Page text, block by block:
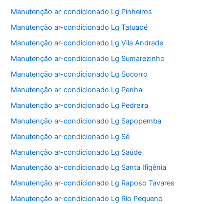
Manutenção ar-condicionado Lg Pinheiros
Manutenção ar-condicionado Lg Tatuapé
Manutenção ar-condicionado Lg Vila Andrade
Manutenção ar-condicionado Lg Sumarezinho
Manutenção ar-condicionado Lg Socorro
Manutenção ar-condicionado Lg Penha
Manutenção ar-condicionado Lg Pedreira
Manutenção ar-condicionado Lg Sapopemba
Manutenção ar-condicionado Lg Sé
Manutenção ar-condicionado Lg Saúde
Manutenção ar-condicionado Lg Santa Ifigênia
Manutenção ar-condicionado Lg Raposo Tavares
Manutenção ar-condicionado Lg Rio Pequeno